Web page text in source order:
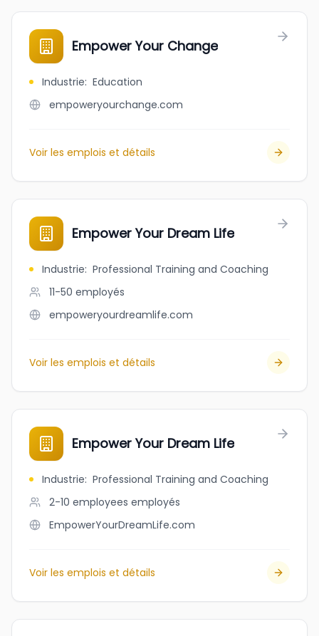
Empower Your Change
Industrie: Education
empoweryourchange.com
Voir les emplois et détails
Empower Your Dream Life
Industrie: Professional Training and Coaching
11-50 employés
empoweryourdreamlife.com
Voir les emplois et détails
Empower Your Dream Life
Industrie: Professional Training and Coaching
2-10 employees employés
EmpowerYourDreamLife.com
Voir les emplois et détails